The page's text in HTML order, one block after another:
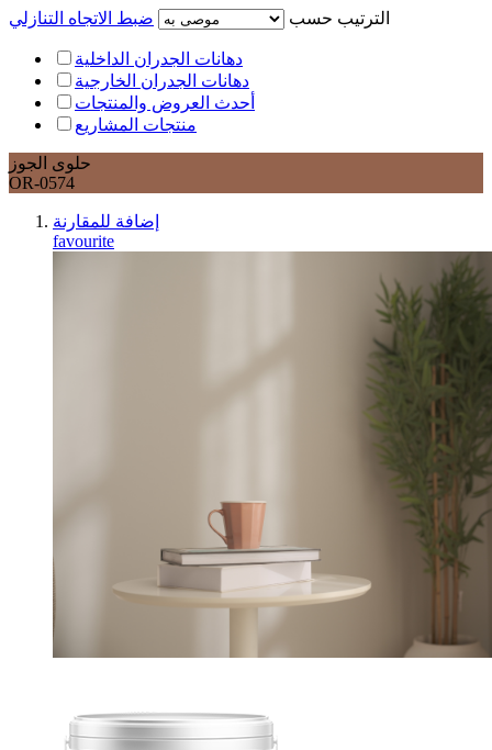
الترتيب حسب ضبط الاتجاه التنازلي
دهانات الجدران الداخلية
دهانات الجدران الخارجية
أحدث العروض والمنتجات
منتجات المشاريع
حلوى الجوز
OR-0574
إضافة للمقارنة
favourite